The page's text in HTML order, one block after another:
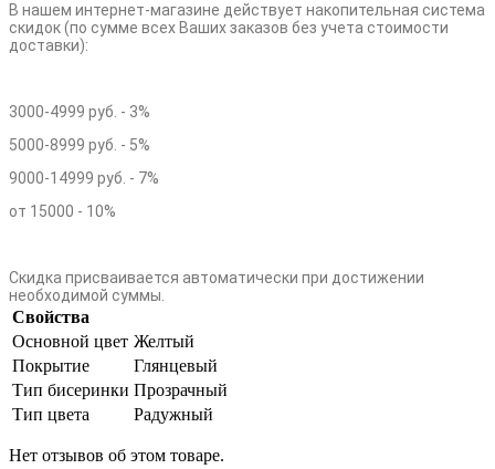
В нашем интернет-магазине действует накопительная система
скидок (по сумме всех Ваших заказов без учета стоимости
доставки):
3000-4999 руб. - 3%
5000-8999 руб. - 5%
9000-14999 руб. - 7%
от 15000 - 10%
Скидка присваивается автоматически при достижении
необходимой суммы.
Свойства
Основной цвет Желтый
Покрытие
Глянцевый
Тип бисеринки Прозрачный
Тип цвета
Радужный
Нет отзывов об этом товаре.